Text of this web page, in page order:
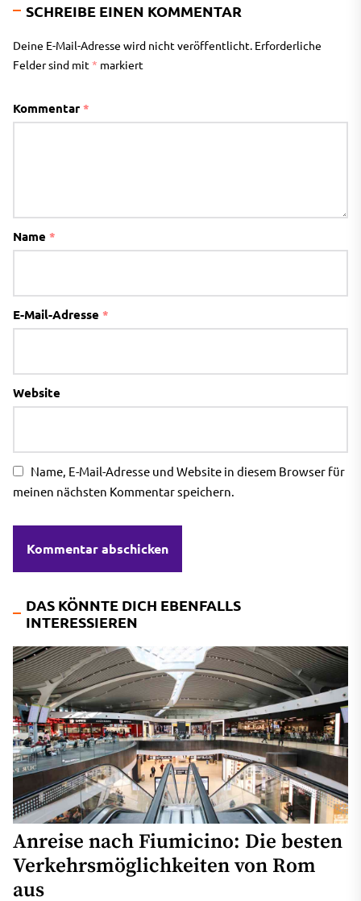
SCHREIBE EINEN KOMMENTAR
Deine E-Mail-Adresse wird nicht veröffentlicht. Erforderliche
Felder sind mit* markiert
Kommentar *
Name *
E-Mail-Adresse *
Website
Name, E-Mail-Adresse und Website in diesem Browser für
meinen nächsten Kommentar speichern.
DAS KÖNNTE DICH EBENFALLS
INTERESSIEREN
Anreise nach Fiumicino: Die besten
Verkehrsmöglichkeiten von Rom
aus